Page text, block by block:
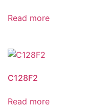
Read more
C128F2
Read more